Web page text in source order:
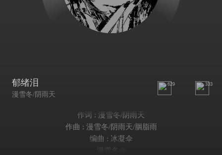
郁绪泪
漫雪冬/阴雨天
629 333
作词 : 漫雪冬/阴雨天
作曲 : 漫雪冬/阴雨天/胭脂雨
编曲 : 冰凝伞
漫雪冬@